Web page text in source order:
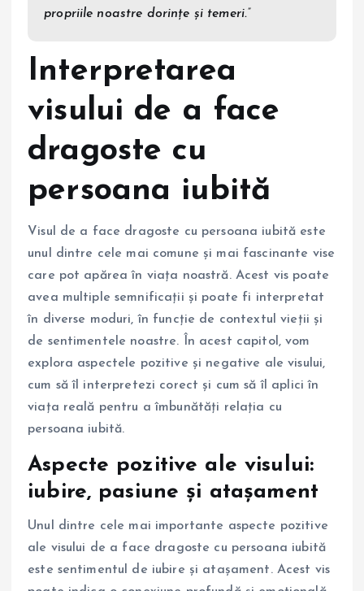
propriile noastre dorințe și temeri.”
Interpretarea
visului de a face
dragoste cu
persoana iubită
Visul de a face dragoste cu persoana iubită este
unul dintre cele mai comune și mai fascinante vise
care pot apărea în viața noastră. Acest vis poate
avea multiple semnificații și poate fi interpretat
în diverse moduri, în funcție de contextul vieții și
de sentimentele noastre. În acest capitol, vom
explora aspectele pozitive și negative ale visului,
cum să îl interpretezi corect și cum să îl aplici în
viața reală pentru a îmbunătăți relația cu
persoana iubită.
Aspecte pozitive ale visului:
iubire, pasiune și atașament
Unul dintre cele mai importante aspecte pozitive
ale visului de a face dragoste cu persoana iubită
este sentimentul de iubire și atașament. Acest vis